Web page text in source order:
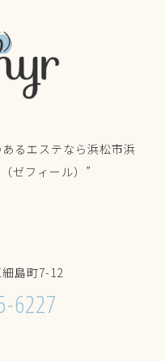
るエステなら浜松市浜
ゼフィール）”
島町7-12
6227